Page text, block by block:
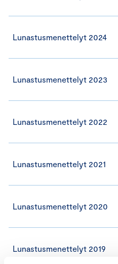
Lunastusmenettelyt 2024
Lunastusmenettelyt 2023
Lunastusmenettelyt 2022
Lunastusmenettelyt 2021
Lunastusmenettelyt 2020
Lunastusmenettelyt 2019